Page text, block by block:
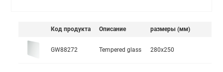
Код продукта Описание размеры (мм)
GW88272 Tempered glass 280x250